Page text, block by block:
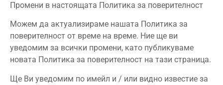
Промени в настоящата Политика за поверителност
Можем да актуализираме нашата Политика за
поверителност от време на време. Ние ще ви
уведомим за всички промени, като публикуваме
новата Политика за поверителност на тази страница.
Ще Ви уведомим по имейл и / или видно известие за